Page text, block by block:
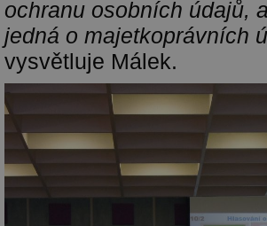
ochranu osobních údajů,
jedná o majetkoprávních
vysvětluje Málek.